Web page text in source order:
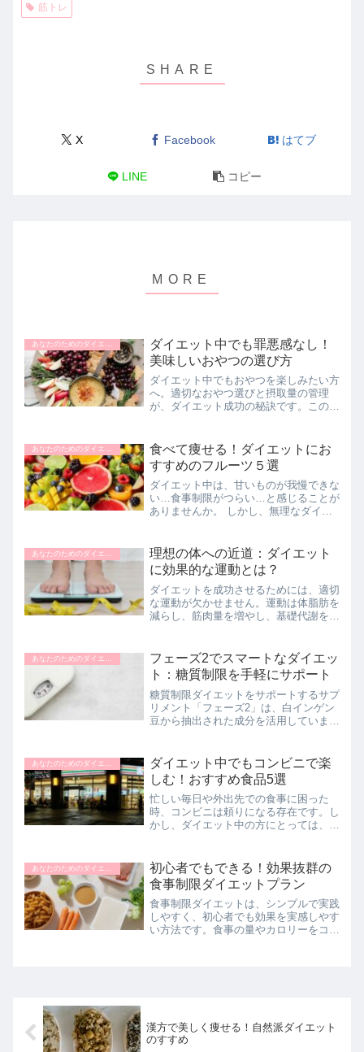
筋トレ
X Facebook はてブ
LINE コピー
あなたのためのダイエットナビ
ダイエット中でも罪悪感なし！
美味しいおやつの選び方
ダイエット中でもおやつを楽しみたい方
へ。適切なおやつ選びと摂取量の管理
が、ダイエット成功の秘訣です。この記
ます。健康的な選択肢を取り入れて、無
理なくダイエットを続けまし...
あなたのためのダイエットナビ
食べて痩せる！ダイエットにお
すすめのフルーツ５選
ダイエット中は、甘いものが我慢できな
い…食事制限がつらい…と感じることが
ありませんか。 しかし、無理なダイエ
摂ることが大切なんです。そこでおすす
めなのが、フルーツを使っ...
あなたのためのダイエットナビ
理想の体への近道：ダイエット
に効果的な運動とは？
ダイエットを成功させるためには、適切
な運動が欠かせません。運動は体脂肪を
減らし、筋肉量を増やし、基礎代謝を向
トに最適なのでしょうか？この記事で
は、ダイエットに向いている...
あなたのためのダイエットナビ
フェーズ2でスマートなダイエッ
ト：糖質制限を手軽にサポート
糖質制限ダイエットをサポートするサプ
リメント「フェーズ2」は、白インゲン
豆から抽出された成分を活用していま
康的なダイエットをサポートします。こ
のページでは、フェーズ2の...
ダイエット中でもコンビニで楽
しむ！おすすめ食品5選
忙しい毎日や外出先での食事に困った
時、コンビニは頼りになる存在です。し
かし、ダイエット中の方にとっては、ど
ージでは、コンビニで手軽に購入できる
ダイエットにオススメの食品...
初心者でもできる！効果抜群の
食事制限ダイエットプラン
食事制限ダイエットは、シンプルで実践
しやすく、初心者でも効果を実感しやす
い方法です。食事の量やカロリーをコン
漢方で美しく痩せる！自然派ダイエット
のすすめ